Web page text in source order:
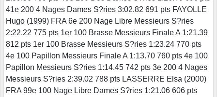
41e 200 4 Nages Dames S?ries 3:02.82 691 pts FAYOLLE
Hugo (1999) FRA 6e 200 Nage Libre Messieurs S?ries
2:22.22 775 pts 1er 100 Brasse Messieurs Finale A 1:21.39
812 pts 1er 100 Brasse Messieurs S?ries 1:23.24 770 pts
4e 100 Papillon Messieurs Finale A 1:13.70 760 pts 4e 100
Papillon Messieurs S?ries 1:14.45 742 pts 3e 200 4 Nages
Messieurs S?ries 2:39.02 788 pts LASSERRE Elsa (2000)
FRA 99e 100 Nage Libre Dames S?ries 1:21.06 606 pts